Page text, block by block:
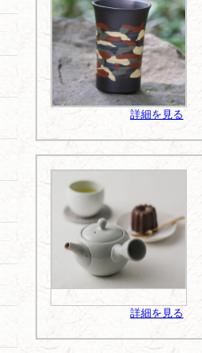
詳細を見る
詳細を見る